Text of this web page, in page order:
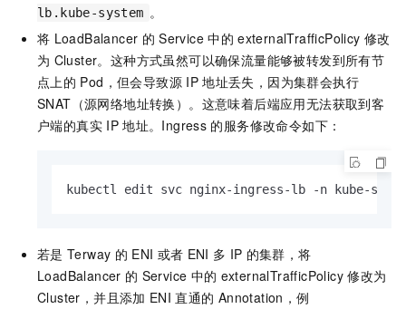
lb.kube-system 。
将 LoadBalancer 的 Service 中的 externalTrafficPolicy 修改
为 Cluster。这种方式虽然可以确保流量能够被转发到所有节
点上的 Pod，但会导致源 IP 地址丢失，因为集群会执行
SNAT（源网络地址转换）。这意味着后端应用无法获取到客
户端的真实 IP 地址。Ingress 的服务修改命令如下：
kubectl edit svc nginx-ingress-lb -n kube-
若是 Terway 的 ENI 或者 ENI 多 IP 的集群，将
LoadBalancer 的 Service 中的 externalTrafficPolicy 修改为
Cluster，并且添加 ENI 直通的 Annotation，例